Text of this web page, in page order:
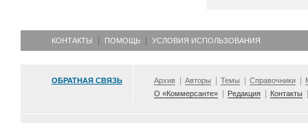
КОНТАКТЫ ПОМОЩЬ УСЛОВИЯ ИСПОЛЬЗОВАНИЯ
ОБРАТНАЯ СВЯЗЬ Архив Авторы Темы Справочники
О «Коммерсанте»
Редакция Контакты